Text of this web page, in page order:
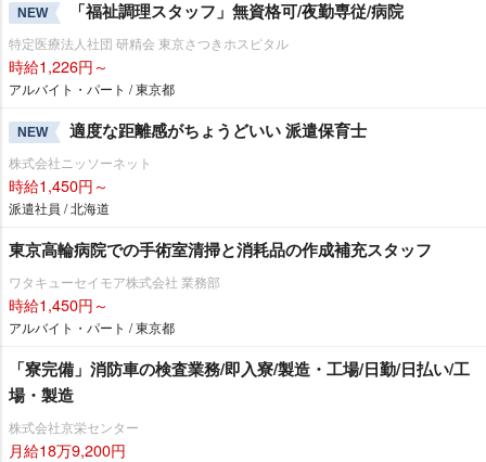
NEW 「福祉調理スタッフ」無資格可/夜勤専従/病院
特定医療法人社団 研精会 東京さつきホスピタル
時給1,226円～
アルバイト・パート / 東京都
NEW 適度な距離感がちょうどいい 派遣保育士
株式会社ニッソーネット
時給1,450円～
派遣社員 / 北海道
東京高輪病院での手術室清掃と消耗品の作成補充スタッフ
ワタキューセイモア株式会社 業務部
時給1,450円～
アルバイト・パート / 東京都
「寮完備」消防車の検査業務/即入寮/製造・工場/日勤/日払い/工
場・製造
株式会社京栄センター
月給18万9,200円